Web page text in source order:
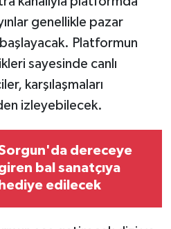
genellikle pazar
Platformun
sayesinde canlı
karşılaşmaları
izleyebilecek.
dereceye
bal sanatçıya
hediye edilecek